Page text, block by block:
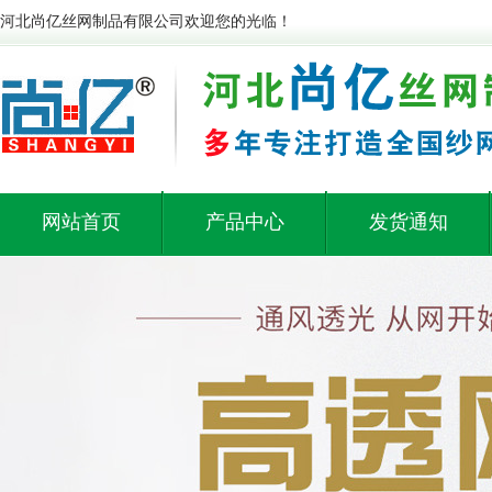
河北尚亿丝网制品有限公司欢迎您的光临！
网站首页 产品中心 发货通知